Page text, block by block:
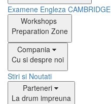
Examene Engleza CAMBRIDGE
Workshops
Preparation Zone
Compania
Cu si despre noi
Stiri si Noutati
Parteneri
La drum impreuna